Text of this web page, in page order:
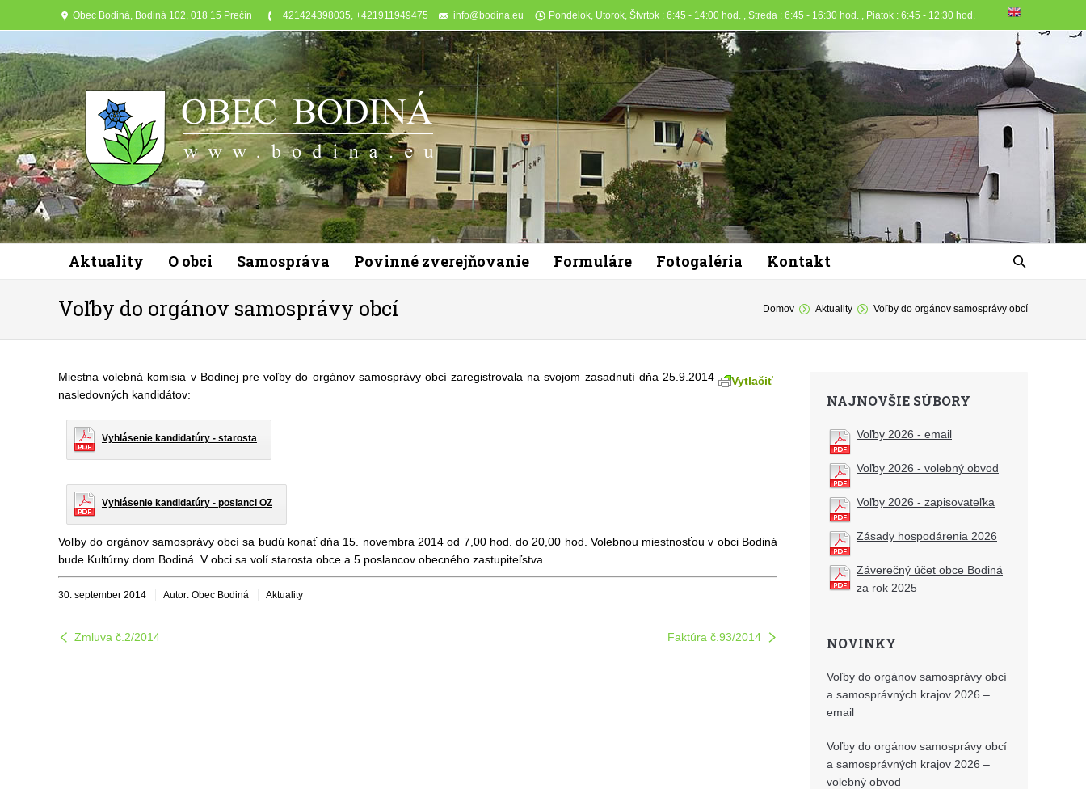
Obec Bodiná, Bodiná 102, 018 15 Prečín +421424398035, +421911949475 info@bodina.eu Pondelok, Utorok, Štvrtok : 6:45 - 14:00 hod. , Streda : 6:45 - 16:30 hod. , Piatok : 6:45 - 12:30 hod.
Aktuality O obci Samospráva Povinné zverejňovanie Formuláre Fotogaléria Kontakt
Voľby do orgánov samosprávy obcí Domov Aktuality Voľby do orgánov samosprávy obcí
Vytlačiť
Miestna volebná komisia v Bodinej pre voľby do orgánov samosprávy obcí zaregistrovala na svojom zasadnutí dňa 25.9.2014
nasledovných kandidátov:
Vyhlásenie kandidatúry - starosta
Vyhlásenie kandidatúry - poslanci OZ
Voľby do orgánov samosprávy obcí sa budú konať dňa 15. novembra 2014 od 7,00 hod. do 20,00 hod. Volebnou miestnosťou v obci Bodiná
bude Kultúrny dom Bodiná. V obci sa volí starosta obce a 5 poslancov obecného zastupiteľstva.
30. september 2014 Autor: Obec Bodiná Aktuality
Zmluva č.2/2014 Faktúra č.93/2014
NAJNOVŠIE SÚBORY
Voľby 2026 - email
Voľby 2026 - volebný obvod
Voľby 2026 - zapisovateľka
Zásady hospodárenia 2026
Záverečný účet obce Bodiná
za rok 2025
NOVINKY
Voľby do orgánov samosprávy obcí
a samosprávných krajov 2026 –
email
Voľby do orgánov samosprávy obcí
a samosprávných krajov 2026 –
volebný obvod